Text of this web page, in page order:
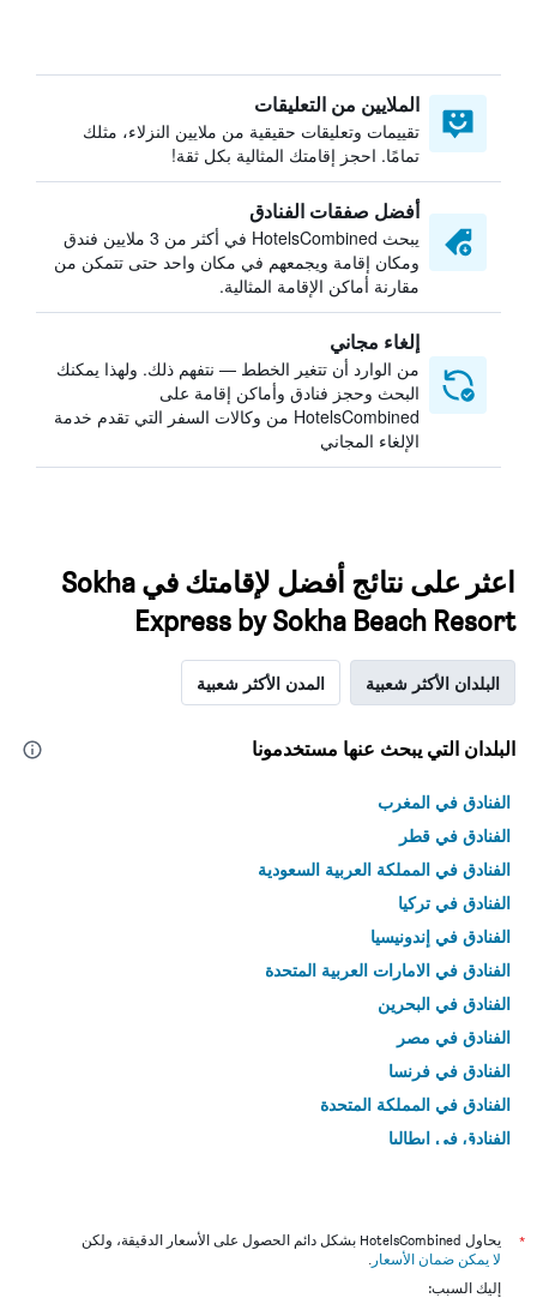
الملايين من التعليقات
تقييمات وتعليقات حقيقية من ملايين النزلاء، مثلك
تمامًا. احجز إقامتك المثالية بكل ثقة!
أفضل صفقات الفنادق
يبحث HotelsCombined في أكثر من 3 ملايين فندق
ومكان إقامة ويجمعهم في مكان واحد حتى تتمكن من
مقارنة أماكن الإقامة المثالية.
إلغاء مجاني
من الوارد أن تتغير الخطط — نتفهم ذلك. ولهذا يمكنك
البحث وحجز فنادق وأماكن إقامة على
HotelsCombined من وكالات السفر التي تقدم خدمة
الإلغاء المجاني
اعثر على نتائج أفضل لإقامتك في Sokha
Express by Sokha Beach Resort
البلدان الأكثر شعبية المدن الأكثر شعبية
البلدان التي يبحث عنها مستخدمونا
الفنادق في المغرب
الفنادق في قطر
الفنادق في المملكة العربية السعودية
الفنادق في تركيا
الفنادق في إندونيسيا
الفنادق في الامارات العربية المتحدة
الفنادق في البحرين
الفنادق في مصر
الفنادق في فرنسا
الفنادق في المملكة المتحدة
الفنادق في إيطاليا
*
يحاول HotelsCombined بشكل دائم الحصول على الأسعار الدقيقة، ولكن
لا يمكن ضمان الأسعار .
إليك السبب: